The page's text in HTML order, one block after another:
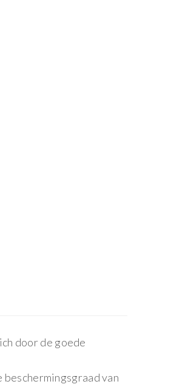
door de goede
van